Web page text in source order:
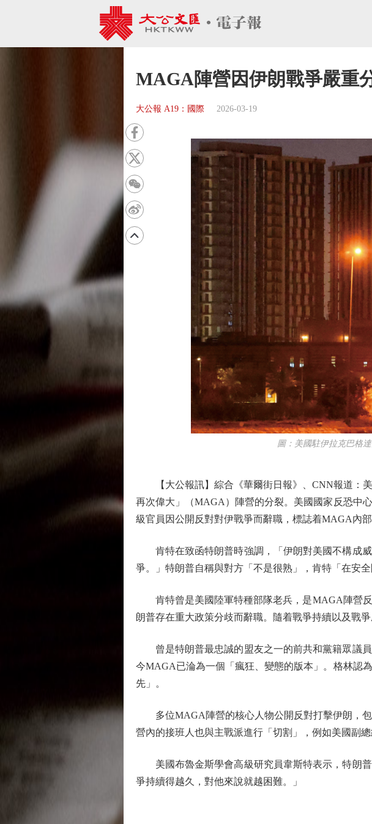
MAGA陣營因伊朗戰爭嚴重
大公報 A19：國際 2026-03-19
圖：美國駐伊拉克巴格達
【大公報訊】綜合《華爾街日報》、CNN報道：美
再次偉大」（MAGA）陣營的分裂。美國國家反恐中
級官員因公開反對對伊戰爭而辭職，標誌着MAGA內部
肯特在致函特朗普時強調，「伊朗對美國不構成威
爭。」特朗普自稱與對方「不是很熟」，肯特「在安
肯特曾是美國陸軍特種部隊老兵，是MAGA陣營反
朗普存在重大政策分歧而辭職。隨着戰爭持續以及戰
曾是特朗普最忠誠的盟友之一的前共和黨籍眾議員
今MAGA已淪為一個「瘋狂、變態的版本」。格林認
先」。
多位MAGA陣營的核心人物公開反對打擊伊朗，包
營內的接班人也與主戰派進行「切割」，例如美國副
美國布魯金斯學會高級研究員韋斯特表示，特朗普
爭持續得越久，對他來說就越困難。」